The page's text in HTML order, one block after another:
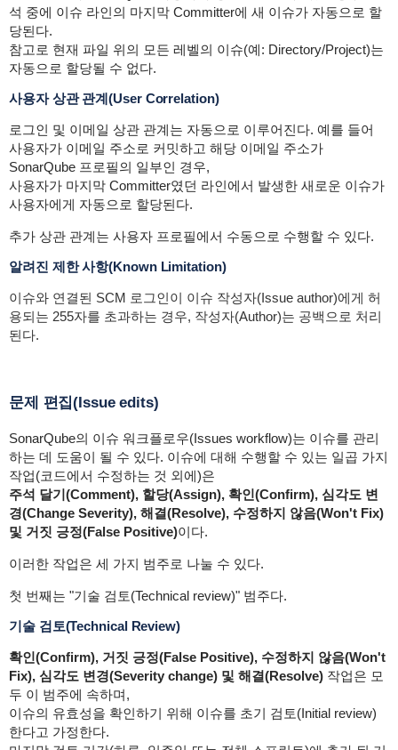
석 중에 이슈 라인의 마지막 Committer에 새 이슈가 자동으로 할
당된다.
참고로 현재 파일 위의 모든 레벨의 이슈(예: Directory/Project)는
자동으로 할당될 수 없다.
사용자 상관 관계(User Correlation)
로그인 및 이메일 상관 관계는 자동으로 이루어진다. 예를 들어
사용자가 이메일 주소로 커밋하고 해당 이메일 주소가
SonarQube 프로필의 일부인 경우,
사용자가 마지막 Committer였던 라인에서 발생한 새로운 이슈가
사용자에게 자동으로 할당된다.
추가 상관 관계는 사용자 프로필에서 수동으로 수행할 수 있다.
알려진 제한 사항(Known Limitation)
이슈와 연결된 SCM 로그인이 이슈 작성자(Issue author)에게 허
용되는 255자를 초과하는 경우, 작성자(Author)는 공백으로 처리
된다.
문제 편집(Issue edits)
SonarQube의 이슈 워크플로우(Issues workflow)는 이슈를 관리
하는 데 도움이 될 수 있다. 이슈에 대해 수행할 수 있는 일곱 가지
작업(코드에서 수정하는 것 외에)은
주석 달기(Comment), 할당(Assign), 확인(Confirm), 심각도 변
경(Change Severity), 해결(Resolve), 수정하지 않음(Won't Fix)
및 거짓 긍정(False Positive)이다.
이러한 작업은 세 가지 범주로 나눌 수 있다.
첫 번째는 "기술 검토(Technical review)" 범주다.
기술 검토(Technical Review)
확인(Confirm), 거짓 긍정(False Positive), 수정하지 않음(Won't
Fix), 심각도 변경(Severity change) 및 해결(Resolve)작업은 모
두 이 범주에 속하며,
이슈의 유효성을 확인하기 위해 이슈를 초기 검토(Initial review)
한다고 가정한다.